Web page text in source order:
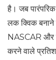
है। जब
लक क्विक
NASCAR और
करने वाले